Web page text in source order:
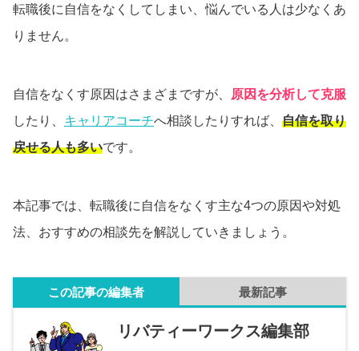
転職後に自信をなくしてしまい、悩んでいる人は少なくあ
りません。
自信をなくす原因はさまざまですが、 原因を分析して克服
したり、 キャリアコーチへ相談したりすれば、 自信を取り
戻せる人も多いです。
本記事では、転職後に自信をなくす主な4つの原因や対処
法、おすすめの相談先を解説していきましょう。
この記事の編集者 最新記事
リバティーワークス編集部